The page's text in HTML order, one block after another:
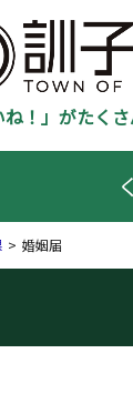
ね！」がたく
婚姻届